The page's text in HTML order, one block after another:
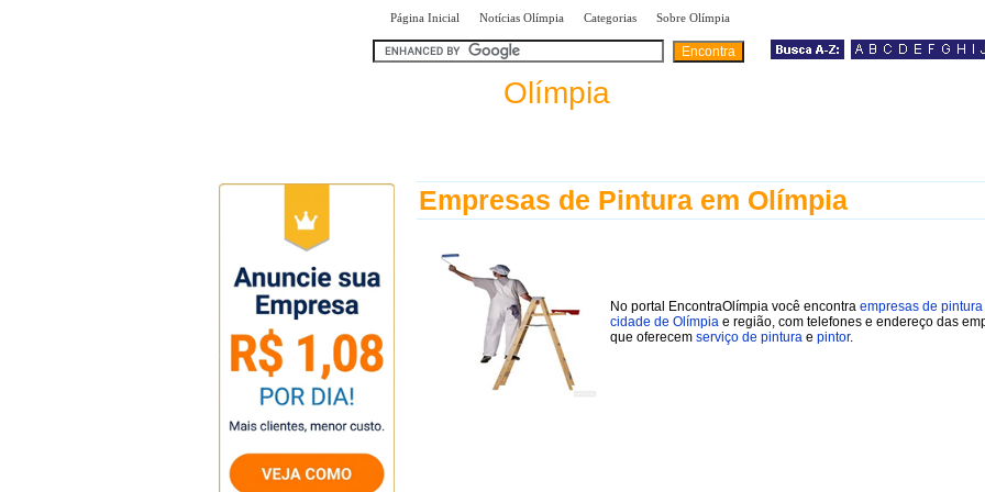
Página Inicial Notícias Olímpia Categorias Sobre Olímpia
Olímpia
Empresas de Pintura em Olímpia
No portal EncontraOlímpia você encontra empresas de pintura
cidade de Olímpia e região, com telefones e endereço das
que oferecem serviço de pintura e pintor.